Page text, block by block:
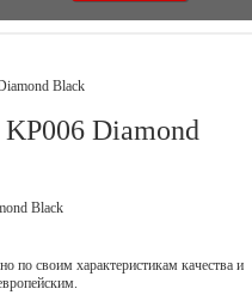
Black
Diamond
по своим характеристикам качества и